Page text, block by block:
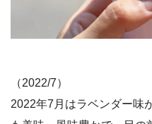
（2022/7）
2022年7月はラベンダー味